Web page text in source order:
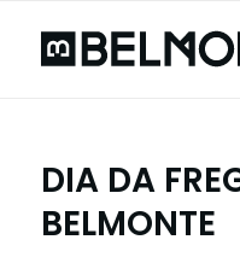
DIA DA
BELMONTE